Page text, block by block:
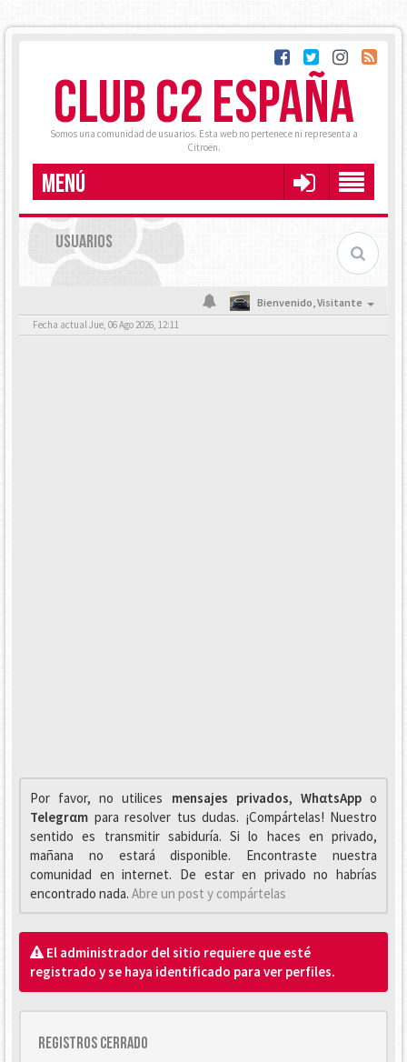
CLUB C2 ESPAÑA
Somos una comunidad de usuarios. Esta web no pertenece ni representa a
Citroën.
MENÚ
USUARIOS
Bienvenido,Visitante
Fecha actual Jue, 06 Ago 2026, 12:11
Por favor, no utilices mensajes privados, WhαtsAppo
Telegrαm para resolver tus dudas. ¡Compártelas! Nuestro
sentido es transmitir sabiduría. Si lo haces en privado,
mañana no estará disponible. Encontraste nuestra
comunidad en internet. De estar en privado no habrías
encontrado nada. Abre un post y compártelas
El administrador del sitio requiere que esté
registrado y se haya identificado para ver perfiles.
Registros cerrado